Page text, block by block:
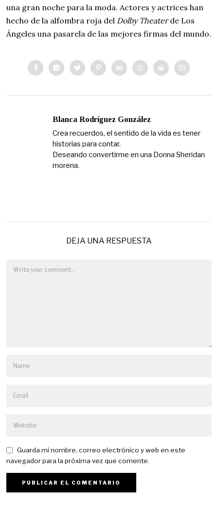
una gran noche para la moda. Actores y actrices han
hecho de la alfombra roja del Dolby Theaterde Los
Ángeles una pasarela de las mejores firmas del mundo.
Blanca Rodríguez González
Crea recuerdos, el sentido de la vida es tener
historias para contar.
Deseando convertirme en una Donna Sheridan
morena.
DEJA UNA RESPUESTA
Guarda mi nombre, correo electrónico y web en este
navegador para la próxima vez que comente.